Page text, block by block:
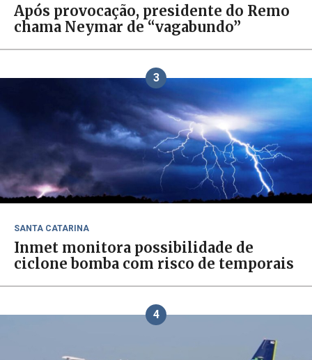
Após provocação, presidente do Remo
chama Neymar de “vagabundo”
3
SANTA CATARINA
Inmet monitora possibilidade de
ciclone bomba com risco de temporais
4